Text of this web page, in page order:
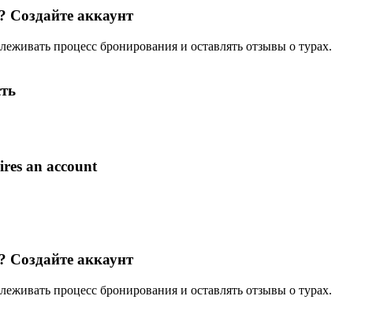
Создайте аккаунт
процесс бронирования и оставлять отзывы о турах.
an account
Создайте аккаунт
процесс бронирования и оставлять отзывы о турах.